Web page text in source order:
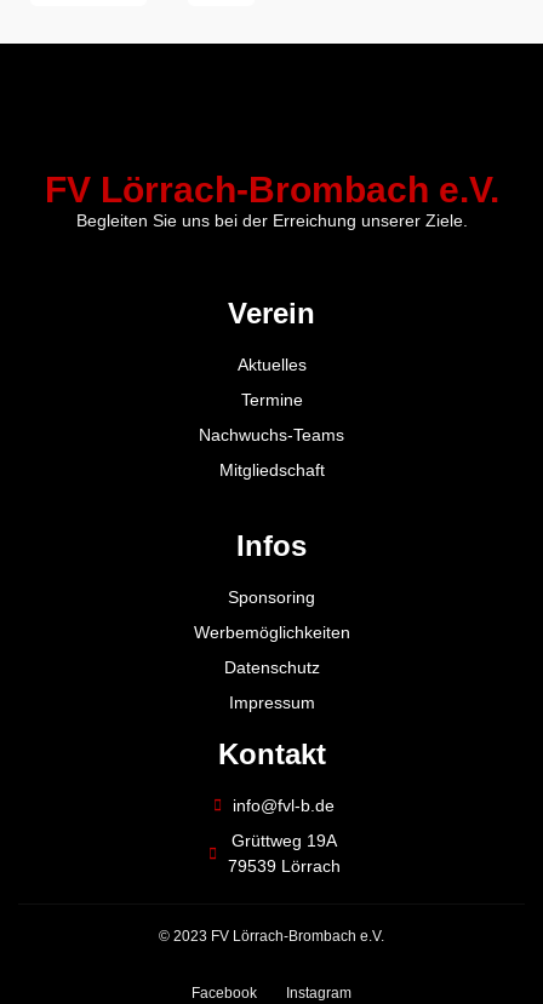
FV Lörrach-Brombach e.V.
Begleiten Sie uns bei der Erreichung unserer Ziele.
Verein
Aktuelles
Termine
Nachwuchs-Teams
Mitgliedschaft
Infos
Sponsoring
Werbemöglichkeiten
Datenschutz
Impressum
Kontakt
info@fvl-b.de
Grüttweg 19A
79539 Lörrach
© 2023 FV Lörrach-Brombach e.V.
Facebook Instagram